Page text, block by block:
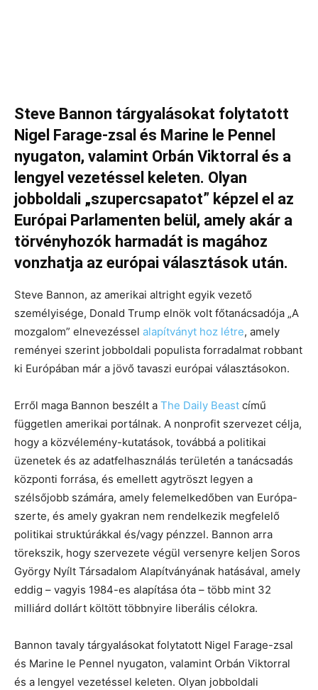
Steve Bannon tárgyalásokat folytatott
Nigel Farage-zsal és Marine le Pennel
nyugaton, valamint Orbán Viktorral és a
lengyel vezetéssel keleten. Olyan
jobboldali „szupercsapatot” képzel el az
Európai Parlamenten belül, amely akár a
törvényhozók harmadát is magához
vonzhatja az európai választások után.
Steve Bannon, az amerikai altright egyik vezető
személyisége, Donald Trump elnök volt főtanácsadója „A
mozgalom” elnevezéssel alapítványt hoz létre, amely
reményei szerint jobboldali populista forradalmat robbant
ki Európában már a jövő tavaszi európai választásokon.
Erről maga Bannon beszélt a The Daily Beast című
független amerikai portálnak. A nonprofit szervezet célja,
hogy a közvélemény-kutatások, továbbá a politikai
üzenetek és az adatfelhasználás területén a tanácsadás
központi forrása, és emellett agytröszt legyen a
szélsőjobb számára, amely felemelkedőben van Európa-
szerte, és amely gyakran nem rendelkezik megfelelő
politikai struktúrákkal és/vagy pénzzel. Bannon arra
törekszik, hogy szervezete végül versenyre keljen Soros
György Nyílt Társadalom Alapítványának hatásával, amely
eddig – vagyis 1984-es alapítása óta – több mint 32
milliárd dollárt költött többnyire liberális célokra.
Bannon tavaly tárgyalásokat folytatott Nigel Farage-zsal
és Marine le Pennel nyugaton, valamint Orbán Viktorral
és a lengyel vezetéssel keleten. Olyan jobboldali